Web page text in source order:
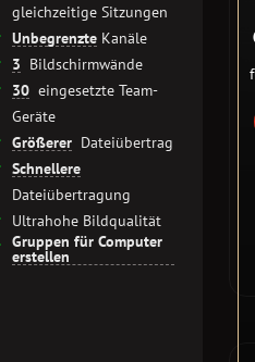
gleichzeitige Sitzungen
Unbegrenzte Kanäle
3 Bildschirmwände
30 eingesetzte Team-
Geräte
Größerer Dateiübertrag
Schnellere
Dateiübertragung
Ultrahohe Bildqualität
Gruppen für Computer
erstellen